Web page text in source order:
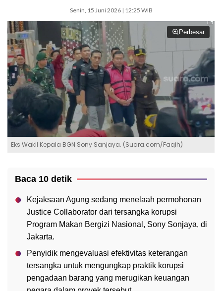
Senin, 15 Juni 2026 | 12:25 WIB
Perbesar
Eks Wakil Kepala BGN Sony Sanjaya. (Suara.com/Faqih)
Baca 10 detik
Kejaksaan Agung sedang menelaah permohonan
Justice Collaborator dari tersangka korupsi
Program Makan Bergizi Nasional, Sony Sonjaya, di
Jakarta.
Penyidik mengevaluasi efektivitas keterangan
tersangka untuk mengungkap praktik korupsi
pengadaan barang yang merugikan keuangan